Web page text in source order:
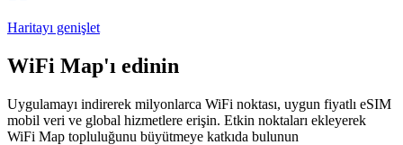
Haritayı genişlet
WiFi Map'ı edinin
Uygulamayı indirerek milyonlarca WiFi noktası, uygun fiyatlı eSIM
mobil veri ve global hizmetlere erişin. Etkin noktaları ekleyerek
WiFi Map topluluğunu büyütmeye katkıda bulunun